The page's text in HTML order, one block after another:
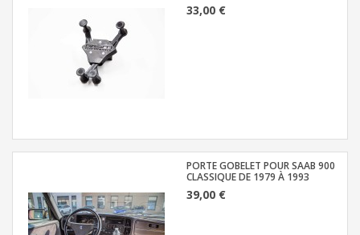
33,00 €
PORTE GOBELET POUR SAAB 900
CLASSIQUE DE 1979 À 1993
39,00 €